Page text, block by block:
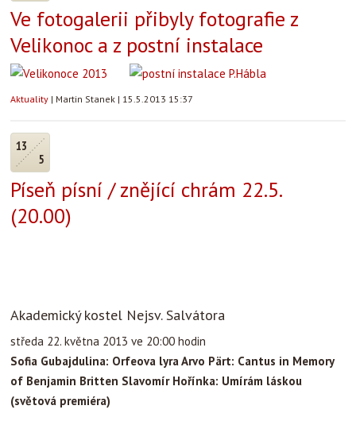
Ve fotogalerii přibyly fotografie z
Velikonoc a z postní instalace
Aktuality | Martin Stanek | 15.5.2013 15:37
13
5
Píseň písní / znějící chrám 22.5.
(20.00)
Akademický kostel Nejsv. Salvátora
středa 22. května 2013 ve 20:00 hodin
Sofia Gubajdulina: Orfeova lyra Arvo Pärt: Cantus in Memory
of Benjamin Britten Slavomír Hořínka: Umírám láskou
(světová premiéra)